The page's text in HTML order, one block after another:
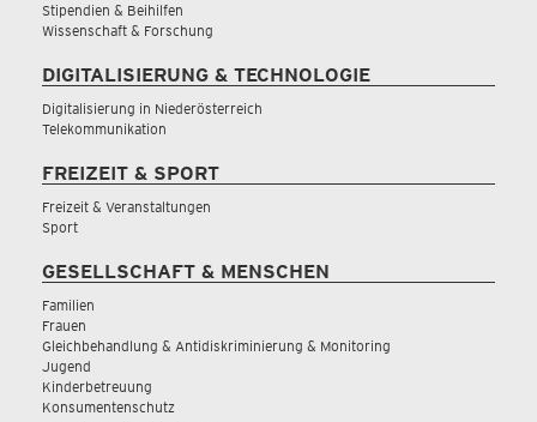
Stipendien & Beihilfen
Wissenschaft & Forschung
DIGITALISIERUNG & TECHNOLOGIE
Digitalisierung in Niederösterreich
Telekommunikation
FREIZEIT & SPORT
Freizeit & Veranstaltungen
Sport
GESELLSCHAFT & MENSCHEN
Familien
Frauen
Gleichbehandlung & Antidiskriminierung & Monitoring
Jugend
Kinderbetreuung
Konsumentenschutz